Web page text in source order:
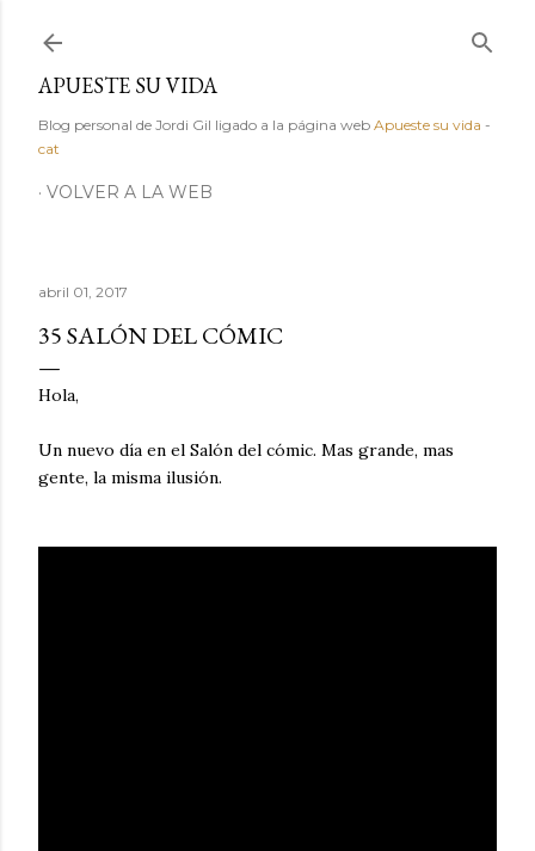
APUESTE SU VIDA
Blog personal de Jordi Gil ligado a la página web Apueste su vida -
cat
VOLVER A LA WEB
abril 01, 2017
35 SALÓN DEL CÓMIC
Hola,
Un nuevo día en el Salón del cómic. Mas grande, mas
gente, la misma ilusión.